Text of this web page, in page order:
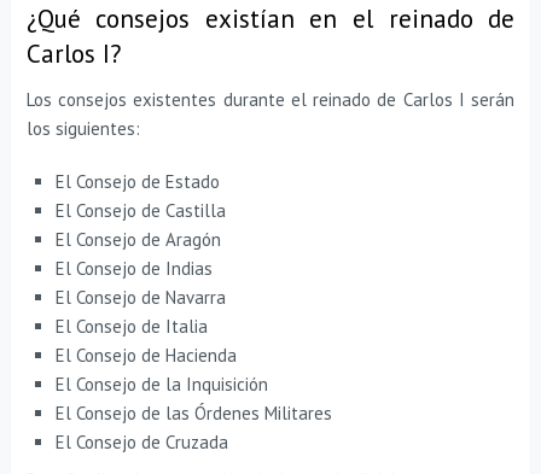
¿Qué consejos existían en el reinado de
Carlos I?
Los consejos existentes durante el reinado de Carlos I serán
los siguientes:
El Consejo de Estado
El Consejo de Castilla
El Consejo de Aragón
El Consejo de Indias
El Consejo de Navarra
El Consejo de Italia
El Consejo de Hacienda
El Consejo de la Inquisición
El Consejo de las Órdenes Militares
El Consejo de Cruzada